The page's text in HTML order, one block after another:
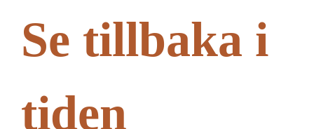
Se tillbaka i
tiden